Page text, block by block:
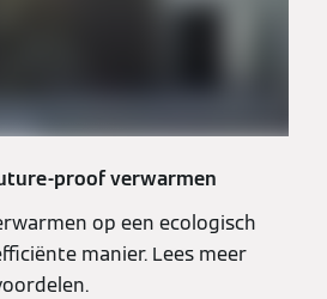
proof verwarmen
op een ecologisch
manier. Lees meer